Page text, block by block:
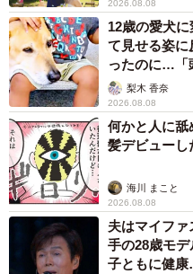
す。
「いざというとき、どうや
のか。普段からちゃんと準
た。大きな教訓です」
ビビりな岩魚、策略家
魅力全開
2026.08.08
12歳の愛犬
て見せる姿
ったのに…「
「尊…」
梨木 香奈
2026.08.08
何かと人に
髪デビューし
海川 まこと
2026.08.08
夫はマイフ
手の28歳モ
子ともに健康